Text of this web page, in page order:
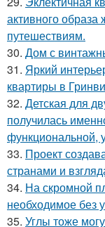
активного
путешествиям.
30. Дом с
31. Яркий
квартиры в
32. Детская для
получилась
функциональной,
33. Проект
странами и
34. На скромной
необходимое без
35. Углы тоже